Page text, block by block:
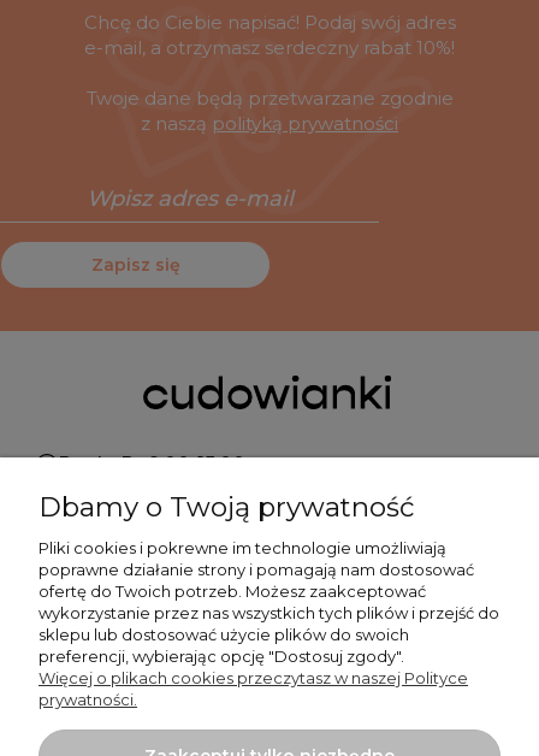
Chcę do Ciebie napisać! Podaj swój adres
e-mail, a otrzymasz serdeczny rabat 10%!
Twoje dane będą przetwarzane zgodnie
z naszą polityką prywatności
Zapisz się
Pn do Pt 9:00-15:00
+48 519 462 010
kontakt@cudowianki.pl
Ważne sprawy
Dbamy o Twoją prywatność
Pliki cookies i pokrewne im technologie umożliwiają
poprawne działanie strony i pomagają nam dostosować
ofertę do Twoich potrzeb. Możesz zaakceptować
wykorzystanie przez nas wszystkich tych plików i przejść do
sklepu lub dostosować użycie plików do swoich
preferencji, wybierając opcję "Dostosuj zgody".
Więcej o plikach cookies przeczytasz w naszej Polityce
prywatności.